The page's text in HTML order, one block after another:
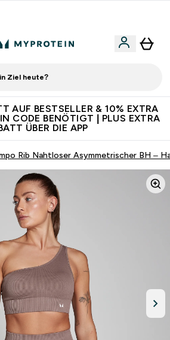
Ziel heute?
AUF BESTSELLER & 10% EXTRA
CODE BENÖTIGT | PLUS EXTRA
ÜBER DIE APP
Rib Nahtloser Asymmetrischer BH –